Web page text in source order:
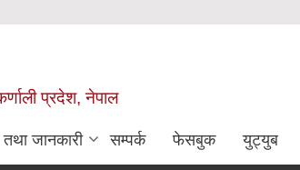
प्रदेश, नेपाल
जानकारी सम्पर्क फेसबुक युट्युब